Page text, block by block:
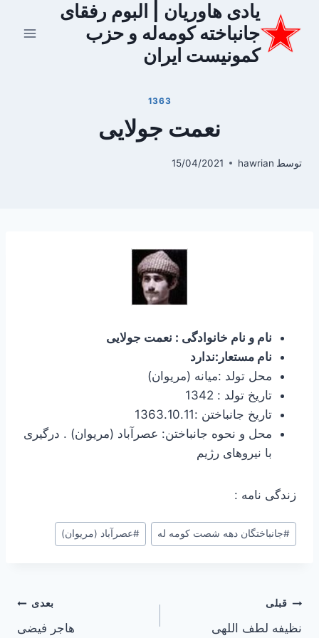
محتوا
یادی هاوریان | البوم رفقای
جانباخته کومه‌له و حزب
کمونیست ایران
1363
نعمت جولایی
توسط hawrian
15/04/2021
نام و نام خانوادگی : نعمت جولایی
نام مستعار:ندارد
محل تولد :میانه (مریوان)
تاریخ تولد : 1342
تاریخ جانباختن :1363.10.11
محل و نحوه جانباختن: عصرآباد (مریوان) . درگیری
با نیروهای رژیم
زندگی نامه :
#جانباختگان دهه شصت کومه له #عصرآباد (مریوان)
راهبری
قبلی
نظیفه لطف اللهی
بعدی
هاجر فیضی